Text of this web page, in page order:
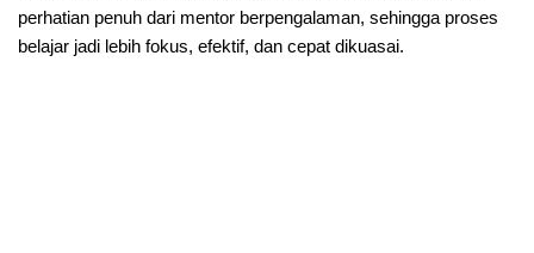
perhatian penuh dari mentor berpengalaman, sehingga proses
belajar jadi lebih fokus, efektif, dan cepat dikuasai.